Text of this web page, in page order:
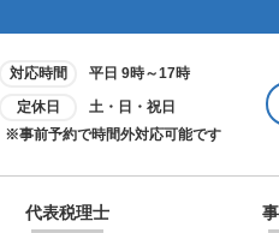
対応時間
平日 9時～17時
定休日
土・日・祝日
※事前予約で時間外対応可能です
代表税理士